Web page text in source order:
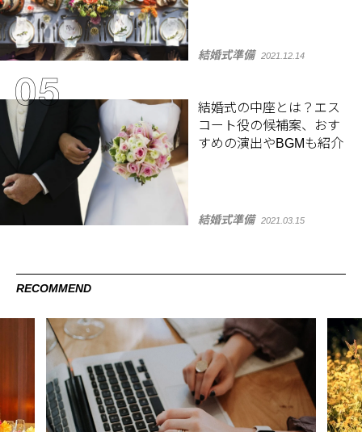
結婚式準備 2021.12.14
結婚式の中座とは？エス
コート役の候補案、おす
すめの演出やBGMも紹介
結婚式準備 2021.03.15
RECOMMEND